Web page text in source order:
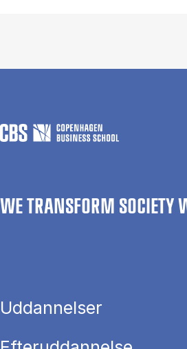
WE TRANSFORM SOCIETY
Uddannelser